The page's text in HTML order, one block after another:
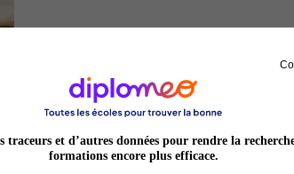
traceurs et d’autres données pour rendre la recherche
formations encore plus efficace.